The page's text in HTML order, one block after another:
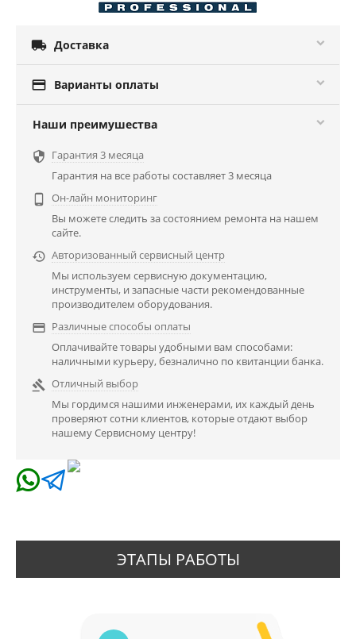
 Доставка
 Варианты оплаты
Наши преимушества
 Гарантия 3 месяца
Гарантия на все работы составляет 3 месяца

Он-лайн мониторинг
Вы можете следить за состоянием ремонта на нашем
сайте.
 Авторизованный сервисный центр
Мы используем сервисную документацию,
инструменты, и запасные части рекомендованные
производителем оборудования.
 Различные способы оплаты
Оплачивайте товары удобными вам способами:
наличными курьеру, безналично по квитанции банка.
 Отличный выбор
Мы гордимся нашими инженерами, их каждый день
проверяют сотни клиентов, которые отдают выбор
нашему Сервисному центру!
ЭТАПЫ РАБОТЫ